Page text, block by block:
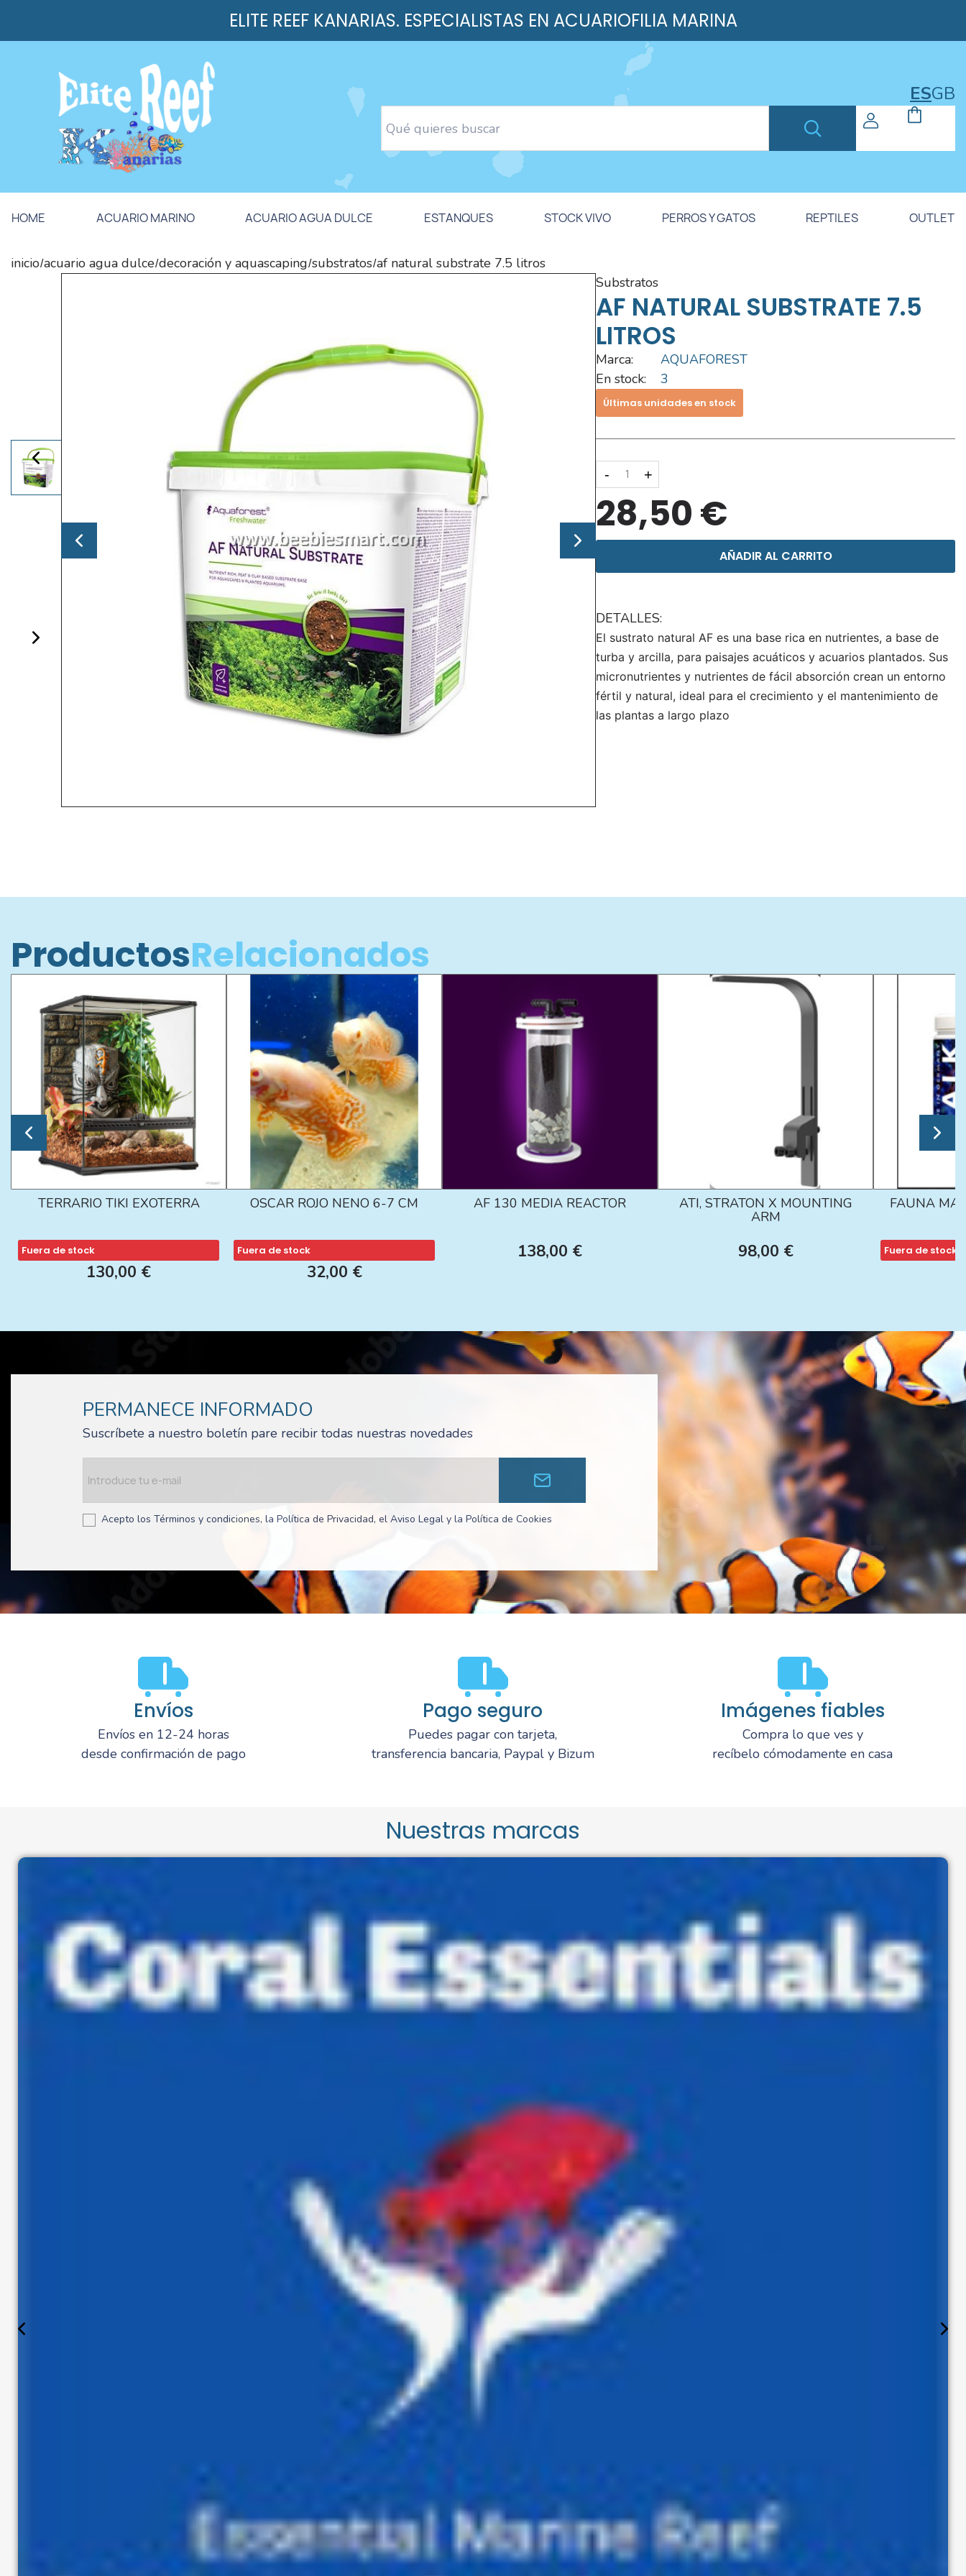
ELITE REEF KANARIAS. ESPECIALISTAS EN ACUARIOFILIA MARINA
ESGB
HOME ACUARIO MARINO ACUARIO AGUA DULCE ESTANQUES STOCK VIVO PERROS Y GATOS REPTILES OUTLET
inicio/acuario agua dulce/decoración y aquascaping/substratos/af natural substrate 7.5 litros
substratos
AF NATURAL SUBSTRATE 7.5
LITROS
Marca:
AQUAFOREST
En stock:
3
Últimas unidades en stock
- +
28,50 €
AÑADIR AL CARRITO
DETALLES:
El sustrato natural AF es una base rica en nutrientes, a base de
turba y arcilla, para paisajes acuáticos y acuarios plantados. Sus
micronutrientes y nutrientes de fácil absorción crean un entorno
fértil y natural, ideal para el crecimiento y el mantenimiento de
las plantas a largo plazo
ProductosRelacionados
TERRARIO TIKI EXOTERRA
Fuera de stock
130,00 €
OSCAR ROJO NENO 6-7 CM
Fuera de stock
32,00 €
AF 130 MEDIA REACTOR
138,00 €
ATI, STRATON X MOUNTING
ARM
98,00 €
FAUNA
Fuera de stock
PERMANECE INFORMADO
Suscríbete a nuestro boletín pare recibir todas nuestras novedades
Acepto los Términos y condiciones, la Política de Privacidad, el Aviso Legal y la Política de Cookies
Envíos
Envíos en 12-24 horas
desde confirmación de pago
Pago seguro
Puedes pagar con tarjeta,
transferencia bancaria, Paypal y Bizum
Imágenes fiables
Compra lo que ves y
recíbelo cómodamente en casa
Nuestras marcas